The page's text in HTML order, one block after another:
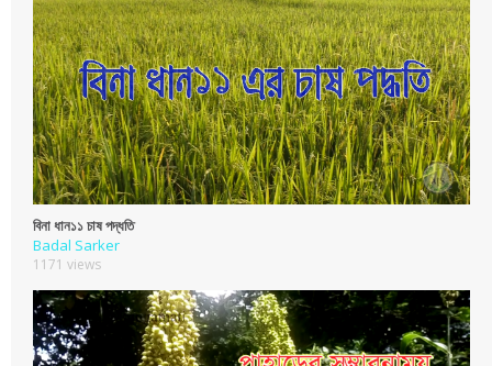
বিনা ধান১১ চাষ পদ্ধতি
Badal Sarker
1171 views